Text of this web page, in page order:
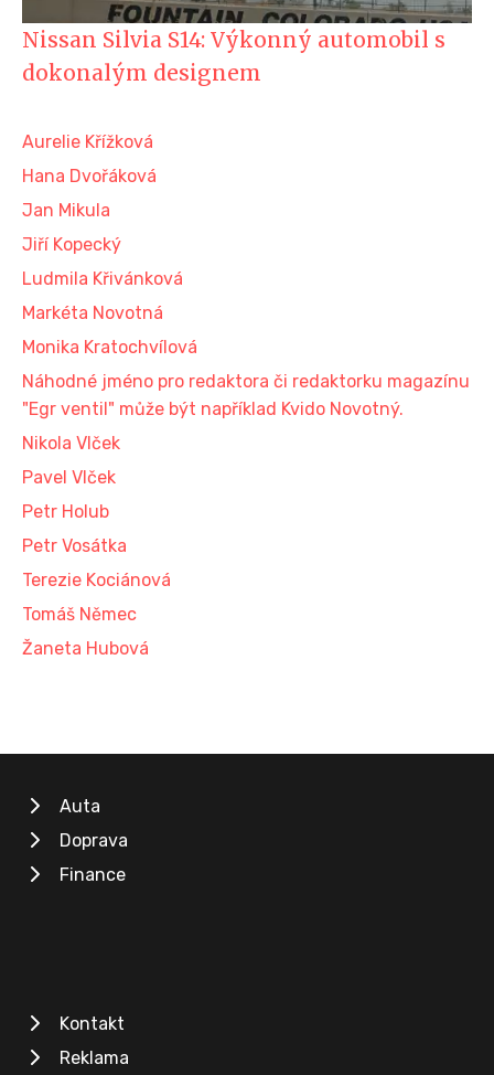
Nissan Silvia S14: Výkonný automobil s
dokonalým designem
Aurelie Křížková
Hana Dvořáková
Jan Mikula
Jiří Kopecký
Ludmila Křivánková
Markéta Novotná
Monika Kratochvílová
Náhodné jméno pro redaktora či redaktorku magazínu
"Egr ventil" může být například Kvido Novotný.
Nikola Vlček
Pavel Vlček
Petr Holub
Petr Vosátka
Terezie Kociánová
Tomáš Němec
Žaneta Hubová
Auta
Doprava
Finance
Kontakt
Reklama